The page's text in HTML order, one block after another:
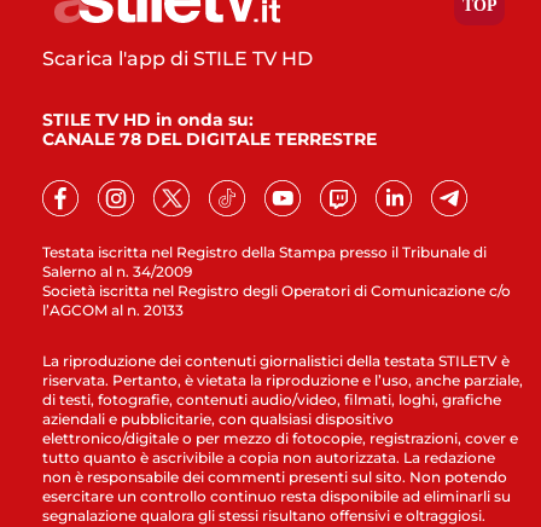
Testata iscritta nel Registro della Stampa presso il Tribunale di
Salerno al n. 34/2009
Società iscritta nel Registro degli Operatori di Comunicazione c/o
l’AGCOM al n. 20133
Scarica l'app di STILE TV HD
STILE TV HD in onda su:
CANALE 78 DEL DIGITALE TERRESTRE
La riproduzione dei contenuti giornalistici della testata STILETV è
riservata. Pertanto, è vietata la riproduzione e l’uso, anche parziale,
di testi, fotografie, contenuti audio/video, filmati, loghi, grafiche
aziendali e pubblicitarie, con qualsiasi dispositivo
elettronico/digitale o per mezzo di fotocopie, registrazioni, cover e
tutto quanto è ascrivibile a copia non autorizzata. La redazione
non è responsabile dei commenti presenti sul sito. Non potendo
esercitare un controllo continuo resta disponibile ad eliminarli su
segnalazione qualora gli stessi risultano offensivi e oltraggiosi.